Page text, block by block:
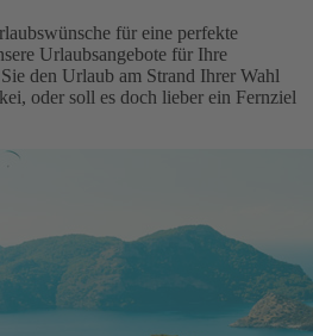
für eine perfekte
Urlaubsangebote für Ihre
den Urlaub am Strand Ihrer Wahl
oder soll es doch lieber ein Fernziel